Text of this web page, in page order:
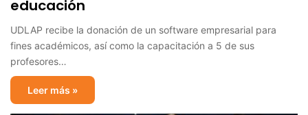
educación
UDLAP recibe la donación de un software empresarial para
fines académicos, así como la capacitación a 5 de sus
profesores…
Leer más »